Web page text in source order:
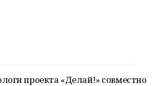
проекта «Делай!» совместно